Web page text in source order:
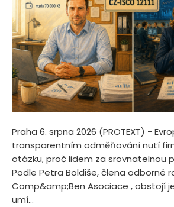
Praha 6. srpna 2026 (PROTEXT) -
transparentním odměňování nutí
otázku, proč lidem za srovnatelnou
Podle Petra Boldiše, člena odborné
Comp&amp;Ben Asociace , obstojí
umí...